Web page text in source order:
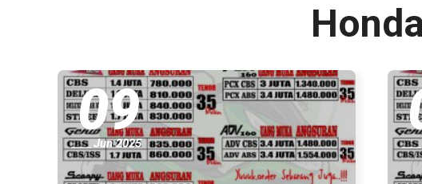
09
Jun 2025